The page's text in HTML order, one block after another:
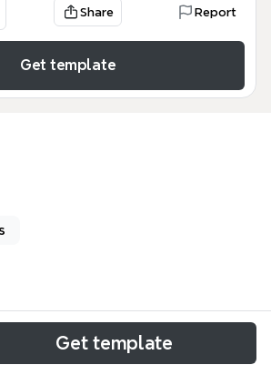
Share Report
Get template
sobre Santo Agostinho, ideal
filosofia, teologia e história,
Get template